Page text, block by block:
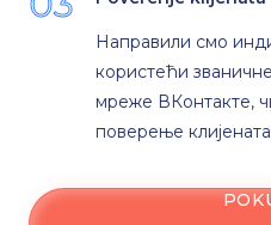
Направили смо
користећи
мреже ВКонтакте,
поверење